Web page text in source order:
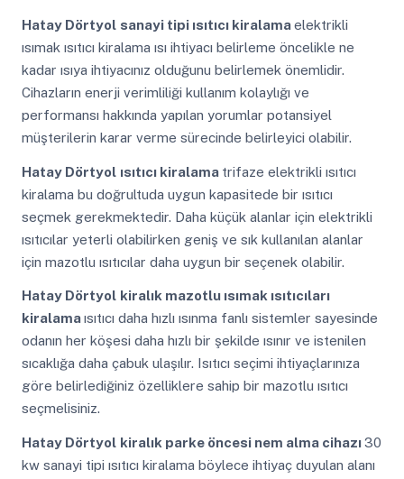
Hatay Dörtyol sanayi tipi ısıtıcı kiralamaelektrikli
ısımak ısıtıcı kiralama ısı ihtiyacı belirleme öncelikle ne
kadar ısıya ihtiyacınız olduğunu belirlemek önemlidir.
Cihazların enerji verimliliği kullanım kolaylığı ve
performansı hakkında yapılan yorumlar potansiyel
müşterilerin karar verme sürecinde belirleyici olabilir.
Hatay Dörtyol ısıtıcı kiralama trifaze elektrikli ısıtıcı
kiralama bu doğrultuda uygun kapasitede bir ısıtıcı
seçmek gerekmektedir. Daha küçük alanlar için elektrikli
ısıtıcılar yeterli olabilirken geniş ve sık kullanılan alanlar
için mazotlu ısıtıcılar daha uygun bir seçenek olabilir.
Hatay Dörtyol kiralık mazotlu ısımak ısıtıcıları
kiralamaısıtıcı daha hızlı ısınma fanlı sistemler sayesinde
odanın her köşesi daha hızlı bir şekilde ısınır ve istenilen
sıcaklığa daha çabuk ulaşılır. Isıtıcı seçimi ihtiyaçlarınıza
göre belirlediğiniz özelliklere sahip bir mazotlu ısıtıcı
seçmelisiniz.
Hatay Dörtyol kiralık parke öncesi nem alma cihazı30
kw sanayi tipi ısıtıcı kiralama böylece ihtiyaç duyulan alanı